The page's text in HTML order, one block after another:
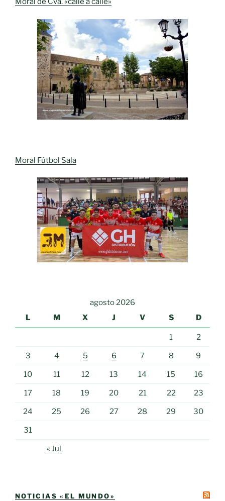
Moral Fútbol Sala
agosto 2026
L
M X J V S D
1 2
3 4 5 6 7 8 9
10 11 12 13 14 15 16
17 18 19 20 21 22 23
24 25 26 27 28 29 30
31
« Jul
NOTICIAS «EL MUNDO»